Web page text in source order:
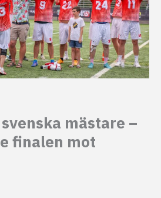
mästare –
finalen mot